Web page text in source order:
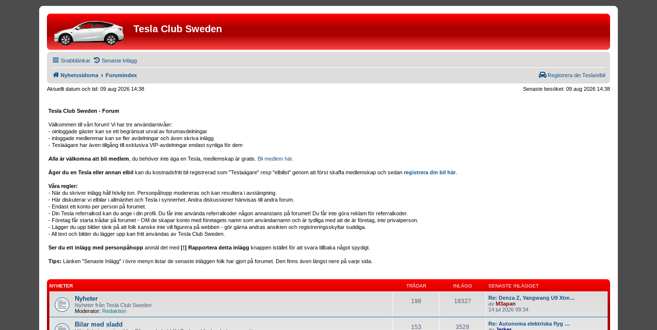
Tesla Club Sweden
Snabblänkar Senaste Inlägg
Nyhetssidorna Forumindex Registrera din Tesla/elbil
Senaste besöket: 09 aug 2026 14:38
Aktuellt datum och tid: 09 aug 2026 14:38
Tesla Club Sweden - Forum
Välkommen till vårt forum! Vi har tre användarnivåer:
- oinloggade gäster kan se ett begränsat urval av forumavdelningar
- inloggade medlemmar kan se fler avdelningar och även skriva inlägg
- Teslaägare har även tillgång till exklusiva VIP-avdelningar endast synliga för dem
Alla är välkomna att bli medlem , du behöver inte äga en Tesla, medlemskap är gratis. Bli medlem här
Äger du en Tesla eller annan elbil kan du kostnadsfritt bli registrerad som "Teslaägare" resp "elbilist" genom att först skaffa medlemskap och sedan registrera din bil här.
Våra regler:
- När du skriver inlägg håll hövlig ton. Personpåhopp modereras och kan resultera i avstängning.
- Här diskuterar vi elbilar i allmänhet och Tesla i synnerhet. Andra diskussioner hänvisas till andra forum.
- Endast ett konto per person på forumet.
- Din Tesla referralkod kan du ange i din profil. Du får inte använda referralkoder någon annanstans på forumet! Du får inte göra reklam för referralkoder.
- Företag får starta trådar på forumet - OM de skapar konto med företagets namn som användarnamn och är tydliga med att de är företag, inte privatperson.
- Lägger du upp bilder tänk på att folk kanske inte vill figurera på webben - gör gärna andras ansikten och registreringsskyltar suddiga.
- All text och bilder du lägger upp kan fritt användas av Tesla Club Sweden.
Ser du ett inlägg med personpåhopp anmäl det med [!] Rapportera detta inlägg knappen istället för att svara tillbaka något spydigt.
Tips: Länken "Senaste Inlägg" i övre menyn listar de senaste inläggen folk har gjort på forumet. Den finns även längst nere på varje sida.
NYHETER TRÅDAR INLÄGG SENASTE INLÄGGET
Nyheter
Nyheter från Tesla Club Sweden
Moderator: Redaktion
198 18327
Re: Denza Z, Yangwang U9 Xtre…
av M3apan
14 jul 2026 09:34
Bilar med sladd 153 3529
Re: Autonoma elektriska flyg …